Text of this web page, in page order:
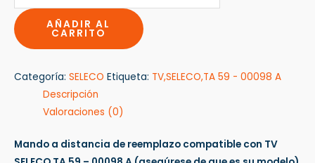
AÑADIR AL
CARRITO
Categoría: SELECO Etiqueta: TV,SELECO,TA 59 - 00098 A
Descripción
Valoraciones (0)
Mando a distancia de reemplazo compatible con TV